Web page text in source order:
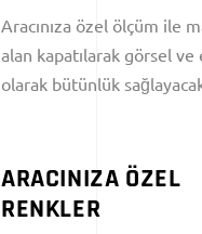
Aracınıza özel ölçüm ile
alan kapatılarak görsel
olarak bütünlük
ARACINIZA ÖZEL
RENKLER